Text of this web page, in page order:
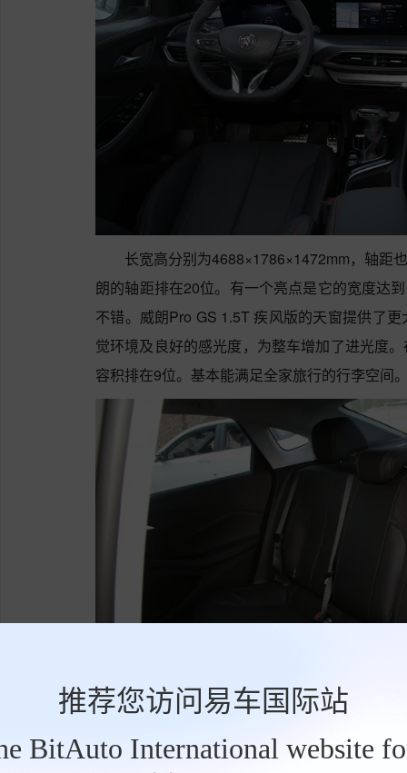
推荐您访问易车国际站
BitAuto International website
长宽高分别为4688×1786×1472mm，轴距
朗的轴距排在20位。有一个亮点是它的宽度达
不错。威朗Pro GS 1.5T 疾风版的天窗提供了
觉环境及良好的感光度，为整车增加了进光度
容积排在9位。基本能满足全家旅行的行李空间